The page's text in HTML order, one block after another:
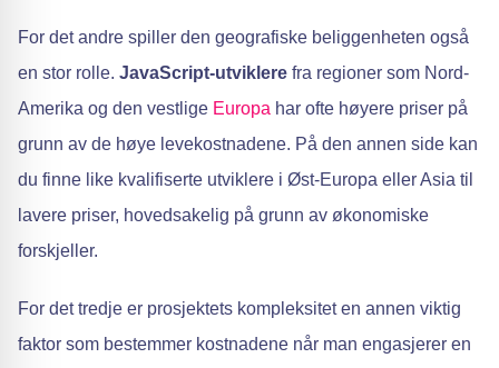
For det andre spiller den geografiske beliggenheten også
en stor rolle. JavaScript-utviklere fra regioner som Nord-
Amerika og den vestlige Europa har ofte høyere priser på
grunn av de høye levekostnadene. På den annen side kan
du finne like kvalifiserte utviklere i Øst-Europa eller Asia til
lavere priser, hovedsakelig på grunn av økonomiske
forskjeller.
For det tredje er prosjektets kompleksitet en annen viktig
faktor som bestemmer kostnadene når man engasjerer en